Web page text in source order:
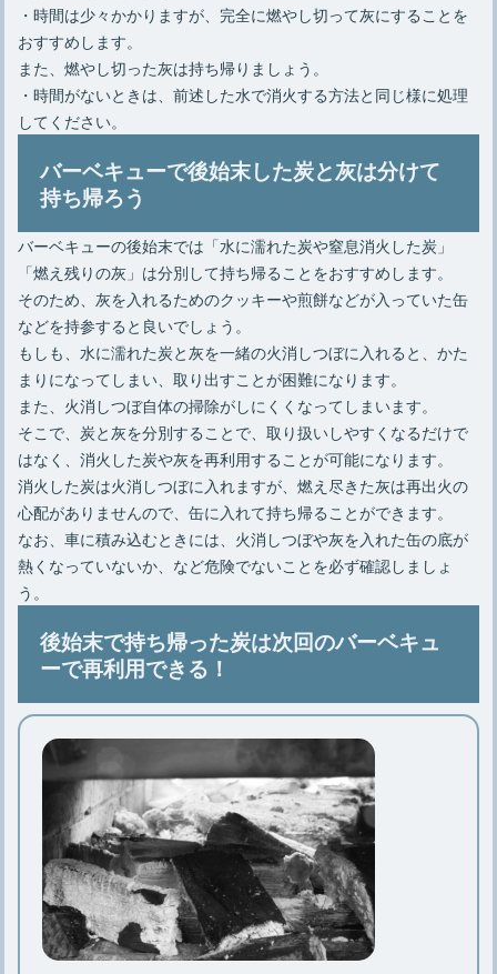
・時間は少々かかりますが、完全に燃やし切って灰にすることを
おすすめします。
また、燃やし切った灰は持ち帰りましょう。
・時間がないときは、前述した水で消火する方法と同じ様に処理
してください。
バーベキューで後始末した炭と灰は分けて
持ち帰ろう
バーベキューの後始末では「水に濡れた炭や窒息消火した炭」
「燃え残りの灰」は分別して持ち帰ることをおすすめします。
そのため、灰を入れるためのクッキーや煎餅などが入っていた缶
などを持参すると良いでしょう。
もしも、水に濡れた炭と灰を一緒の火消しつぼに入れると、かた
まりになってしまい、取り出すことが困難になります。
また、火消しつぼ自体の掃除がしにくくなってしまいます。
そこで、炭と灰を分別することで、取り扱いしやすくなるだけで
はなく、消火した炭や灰を再利用することが可能になります。
消火した炭は火消しつぼに入れますが、燃え尽きた灰は再出火の
心配がありませんので、缶に入れて持ち帰ることができます。
なお、車に積み込むときには、火消しつぼや灰を入れた缶の底が
熱くなっていないか、など危険でないことを必ず確認しましょ
う。
後始末で持ち帰った炭は次回のバーベキュ
ーで再利用できる！